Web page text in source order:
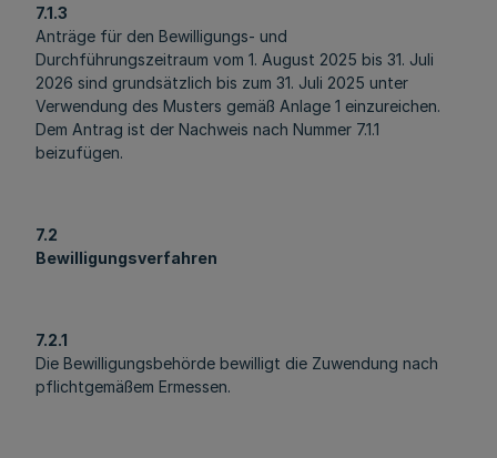
7.1.3
Anträge für den Bewilligungs- und
Durchführungszeitraum vom 1. August 2025 bis 31. Juli
2026 sind grundsätzlich bis zum 31. Juli 2025 unter
Verwendung des Musters gemäß Anlage 1 einzureichen.
Dem Antrag ist der Nachweis nach Nummer 7.1.1
beizufügen.
7.2
Bewilligungsverfahren
7.2.1
Die Bewilligungsbehörde bewilligt die Zuwendung nach
pflichtgemäßem Ermessen.